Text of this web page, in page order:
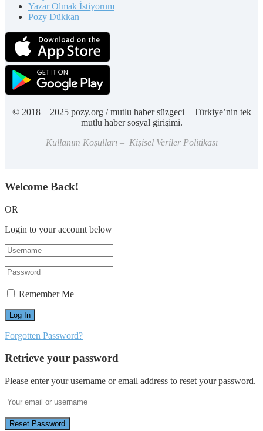
Yazar Olmak İstiyorum
Pozy Dükkan
© 2018 – 2025 pozy.org / mutlu haber süzgeci – Türkiye’nin tek
mutlu haber sosyal girişimi.
Kullanım Koşulları – Kişisel Veriler Politikası
Welcome Back!
OR
Login to your account below
Remember Me
Forgotten Password?
Retrieve your password
Please enter your username or email address to reset your password.